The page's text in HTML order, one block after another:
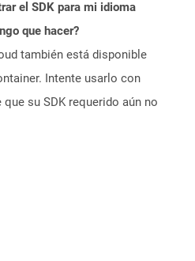
el SDK para mi idioma
que hacer?
también está disponible
Intente usarlo con
que su SDK requerido aún no